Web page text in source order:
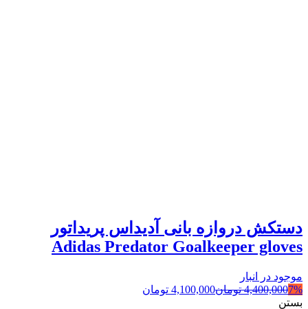
دستکش دروازه بانی آدیداس پریداتور
Adidas Predator Goalkeeper gloves
موجود در انبار
7%
4,400,000 تومان4,100,000 تومان
بستن